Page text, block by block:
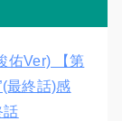
佑Ver) 【第
最終話)感
話